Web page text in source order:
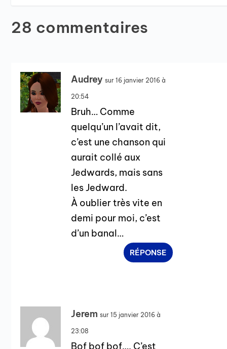
28 commentaires
Audrey sur 16 janvier 2016 à
20:54
Bruh… Comme
quelqu’un l’avait dit,
c’est une chanson qui
aurait collé aux
Jedwards, mais sans
les Jedward.
À oublier très vite en
demi pour moi, c’est
d’un banal…
RÉPONSE
Jerem sur 15 janvier 2016 à
23:08
Bof bof bof…. C’est